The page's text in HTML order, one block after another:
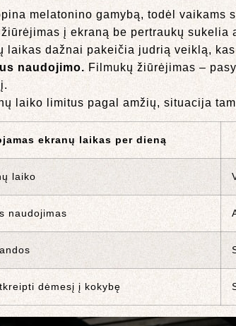
melatonino gamybą, todėl vaikams
žiūrėjimas į ekraną be pertraukų sukelia
laikas dažnai pakeičia judrią veiklą,
naudojimo. Filmukų žiūrėjimas –
laiko limitus pagal amžių, situacija
ekranų laikas per dieną
laiko
naudojimas
dėmesį į kokybę